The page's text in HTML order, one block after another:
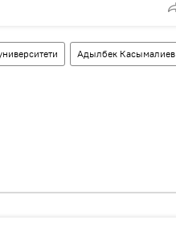
Адылбек Касымалиев